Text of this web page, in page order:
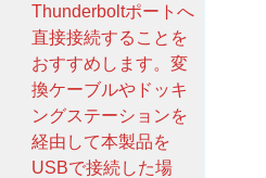
Thunderboltポートへ
直接接続することを
おすすめします。変
換ケーブルやドッキ
ングステーションを
経由して本製品を
USBで接続した場